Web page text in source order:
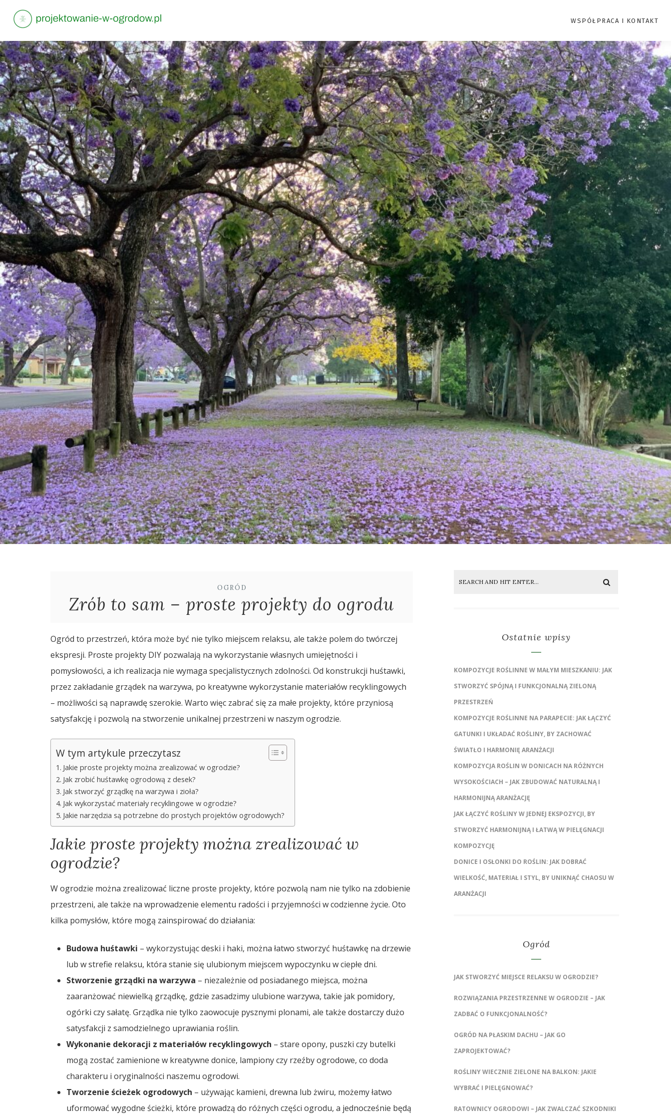
WSPÓŁPRACA I KONTAKT
OGRÓD
Zrób to sam – proste projekty do ogrodu
Ogród to przestrzeń, która może być nie tylko miejscem relaksu, ale także polem do twórczej
ekspresji. Proste projekty DIY pozwalają na wykorzystanie własnych umiejętności i
pomysłowości, a ich realizacja nie wymaga specjalistycznych zdolności. Od konstrukcji huśtawki,
przez zakładanie grządek na warzywa, po kreatywne wykorzystanie materiałów recyklingowych
– możliwości są naprawdę szerokie. Warto więc zabrać się za małe projekty, które przyniosą
satysfakcję i pozwolą na stworzenie unikalnej przestrzeni w naszym ogrodzie.
W tym artykule przeczytasz
Jakie proste projekty można zrealizować w ogrodzie?
Jak zrobić huśtawkę ogrodową z desek?
Jak stworzyć grządkę na warzywa i zioła?
Jak wykorzystać materiały recyklingowe w ogrodzie?
Jakie narzędzia są potrzebne do prostych projektów ogrodowych?
Jakie proste projekty można zrealizować w
ogrodzie?
W ogrodzie można zrealizować liczne proste projekty, które pozwolą nam nie tylko na zdobienie
przestrzeni, ale także na wprowadzenie elementu radości i przyjemności w codzienne życie. Oto
kilka pomysłów, które mogą zainspirować do działania:
Budowa huśtawki – wykorzystując deski i haki, można łatwo stworzyć huśtawkę na drzewie
lub w strefie relaksu, która stanie się ulubionym miejscem wypoczynku w ciepłe dni.
Stworzenie grządki na warzywa – niezależnie od posiadanego miejsca, można
zaaranżować niewielką grządkę, gdzie zasadzimy ulubione warzywa, takie jak pomidory,
ogórki czy sałatę. Grządka nie tylko zaowocuje pysznymi plonami, ale także dostarczy dużo
satysfakcji z samodzielnego uprawiania roślin.
Wykonanie dekoracji z materiałów recyklingowych – stare opony, puszki czy butelki
mogą zostać zamienione w kreatywne donice, lampiony czy rzeźby ogrodowe, co doda
charakteru i oryginalności naszemu ogrodowi.
Tworzenie ścieżek ogrodowych – używając kamieni, drewna lub żwiru, możemy łatwo
uformować wygodne ścieżki, które prowadzą do różnych części ogrodu, a jednocześnie będą
Ostatnie wpisy
KOMPOZYCJE ROŚLINNE W MAŁYM MIESZKANIU: JAK
STWORZYĆ SPÓJNĄ I FUNKCJONALNĄ ZIELONĄ
PRZESTRZEŃ
KOMPOZYCJE ROŚLINNE NA PARAPECIE: JAK ŁĄCZYĆ
GATUNKI I UKŁADAĆ ROŚLINY, BY ZACHOWAĆ
ŚWIATŁO I HARMONIĘ ARANŻACJI
KOMPOZYCJA ROŚLIN W DONICACH NA RÓŻNYCH
WYSOKOŚCIACH – JAK ZBUDOWAĆ NATURALNĄ I
HARMONIJNĄ ARANŻACJĘ
JAK ŁĄCZYĆ ROŚLINY W JEDNEJ EKSPOZYCJI, BY
STWORZYĆ HARMONIJNĄ I ŁATWĄ W PIELĘGNACJI
KOMPOZYCJĘ
DONICE I OSŁONKI DO ROŚLIN: JAK DOBRAĆ
WIELKOŚĆ, MATERIAŁ I STYL, BY UNIKNĄĆ CHAOSU W
ARANŻACJI
Ogród
JAK STWORZYĆ MIEJSCE RELAKSU W OGRODZIE?
ROZWIĄZANIA PRZESTRZENNE W OGRODZIE – JAK
ZADBAĆ O FUNKCJONALNOŚĆ?
OGRÓD NA PŁASKIM DACHU – JAK GO
ZAPROJEKTOWAĆ?
ROŚLINY WIECZNIE ZIELONE NA BALKON: JAKIE
WYBRAĆ I PIELĘGNOWAĆ?
RATOWNICY OGRODOWI – JAK ZWALCZAĆ SZKODNIKI